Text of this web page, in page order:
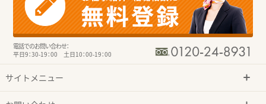
電話でのお問い合わせ：
平日9：30-19：00 土日10：00-19：00
サイトメニュー